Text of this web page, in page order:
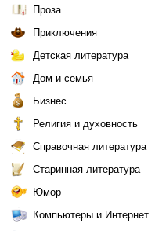
Проза
Приключения
Детская литература
Дом и семья
Бизнес
Религия и духовность
Справочная литература
Старинная литература
Юмор
Компьютеры и Интернет